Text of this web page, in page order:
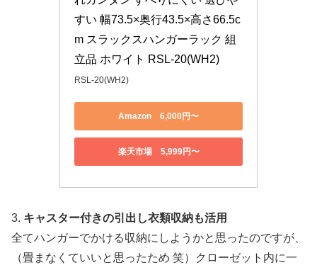
すい 幅73.5×奥行43.5×高さ66.5c
m スラックスハンガーラック 組
立品 ホワイト RSL-20(WH2)
RSL-20(WH2)
Amazon 6,000円〜
楽天市場 5,999円〜
3. キャスター付きの引出し衣類収納も活用
全てハンガーでかける収納にしようかと思ったのですが、
（畳まなくていいと思ったため 笑）クローゼット内に一